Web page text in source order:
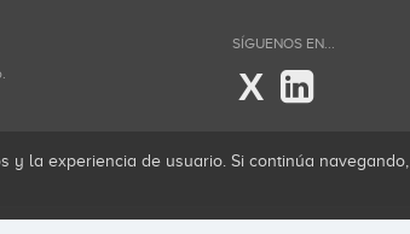
SÍGUENOS EN...
X
y la experiencia de usuario. Si continúa navegando,